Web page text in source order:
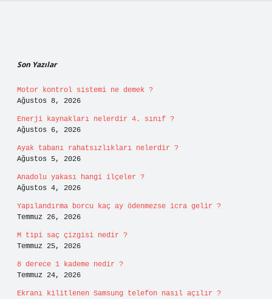
Son Yazılar
Motor kontrol sistemi ne demek ?
Ağustos 8, 2026
Enerji kaynakları nelerdir 4. sınıf ?
Ağustos 6, 2026
Ayak tabanı rahatsızlıkları nelerdir ?
Ağustos 5, 2026
Anadolu yakası hangi ilçeler ?
Ağustos 4, 2026
Yapılandırma borcu kaç ay ödenmezse icra gelir ?
Temmuz 26, 2026
M tipi saç çizgisi nedir ?
Temmuz 25, 2026
8 derece 1 kademe nedir ?
Temmuz 24, 2026
Ekranı kilitlenen Samsung telefon nasıl açılır ?